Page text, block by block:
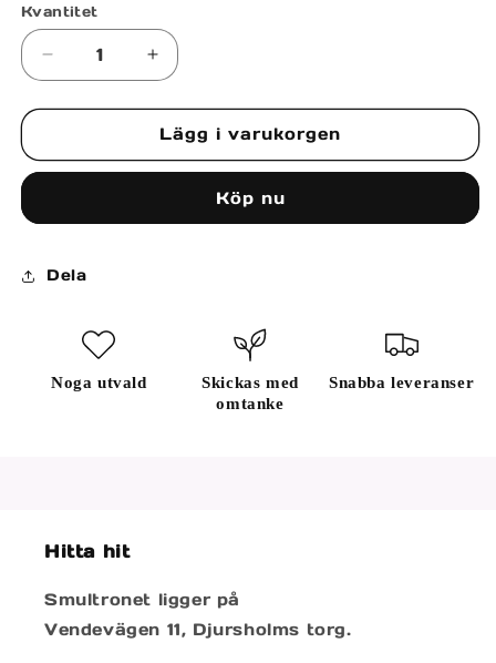
Kvantitet
Minska
för
SHIRT
Öka
för
LINEN
SHIRT
Lägg i varukorgen
Köp nu
Dela
Noga utvald
Skickas med
omtanke
Snabba leveranser
Hitta hit
Smultronet ligger på
Vendevägen 11, Djursholms torg.